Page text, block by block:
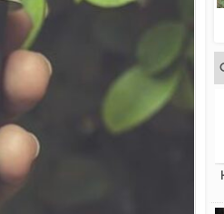
Sırtlanlar hamile zebraya saldırdı